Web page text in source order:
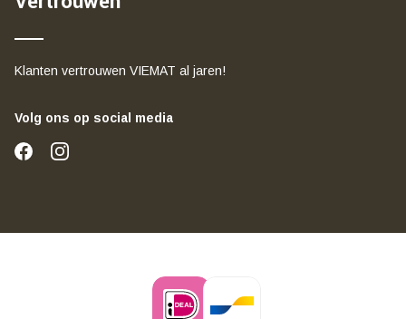
Klanten vertrouwen VIEMAT al jaren!
Volg ons op social media